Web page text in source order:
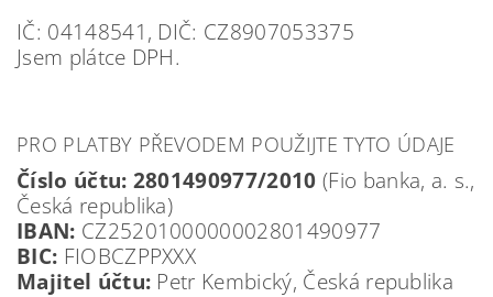
IČ: 04148541, DIČ: CZ8907053375
Jsem plátce DPH.
PRO PLATBY PŘEVODEM POUŽIJTE TYTO ÚDAJE
Číslo účtu: 2801490977/2010 (Fio banka, a. s.,
Česká republika)
IBAN: CZ2520100000002801490977
BIC: FIOBCZPPXXX
Majitel účtu: Petr Kembický, Česká republika